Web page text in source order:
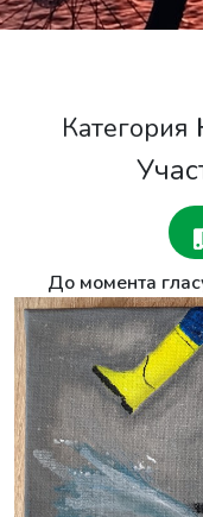
Категория
До момента